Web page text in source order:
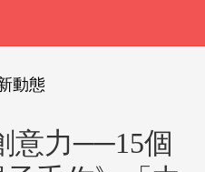
動態
意力──15個